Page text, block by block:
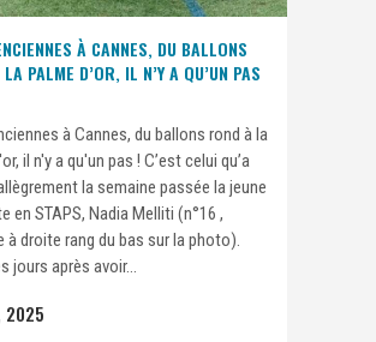
À CANNES, DU BALLONS
PALME D’OR, IL N’Y A QU’UN PAS
à Cannes, du ballons rond à la
il n'y a qu'un pas ! C’est celui qu’a
la semaine passée la jeune
en STAPS, Nadia Melliti (n°16 ,
à droite rang du bas sur la photo).
jours après avoir...
2025